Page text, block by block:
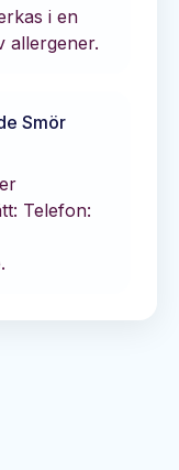
i en
allergener.
Smör
Telefon: